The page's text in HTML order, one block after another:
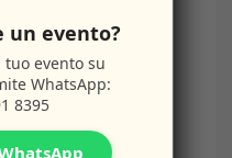
un evento?
evento su
WhatsApp:
8395